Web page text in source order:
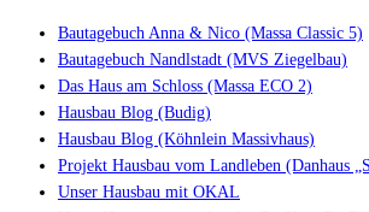
Bautagebuch Anna & Nico (Massa Classic 5)
Bautagebuch Nandlstadt (MVS Ziegelbau)
Das Haus am Schloss (Massa ECO 2)
Hausbau Blog (Budig)
Hausbau Blog (Köhnlein Massivhaus)
Projekt Hausbau vom Landleben (Danhaus
Unser Hausbau mit OKAL